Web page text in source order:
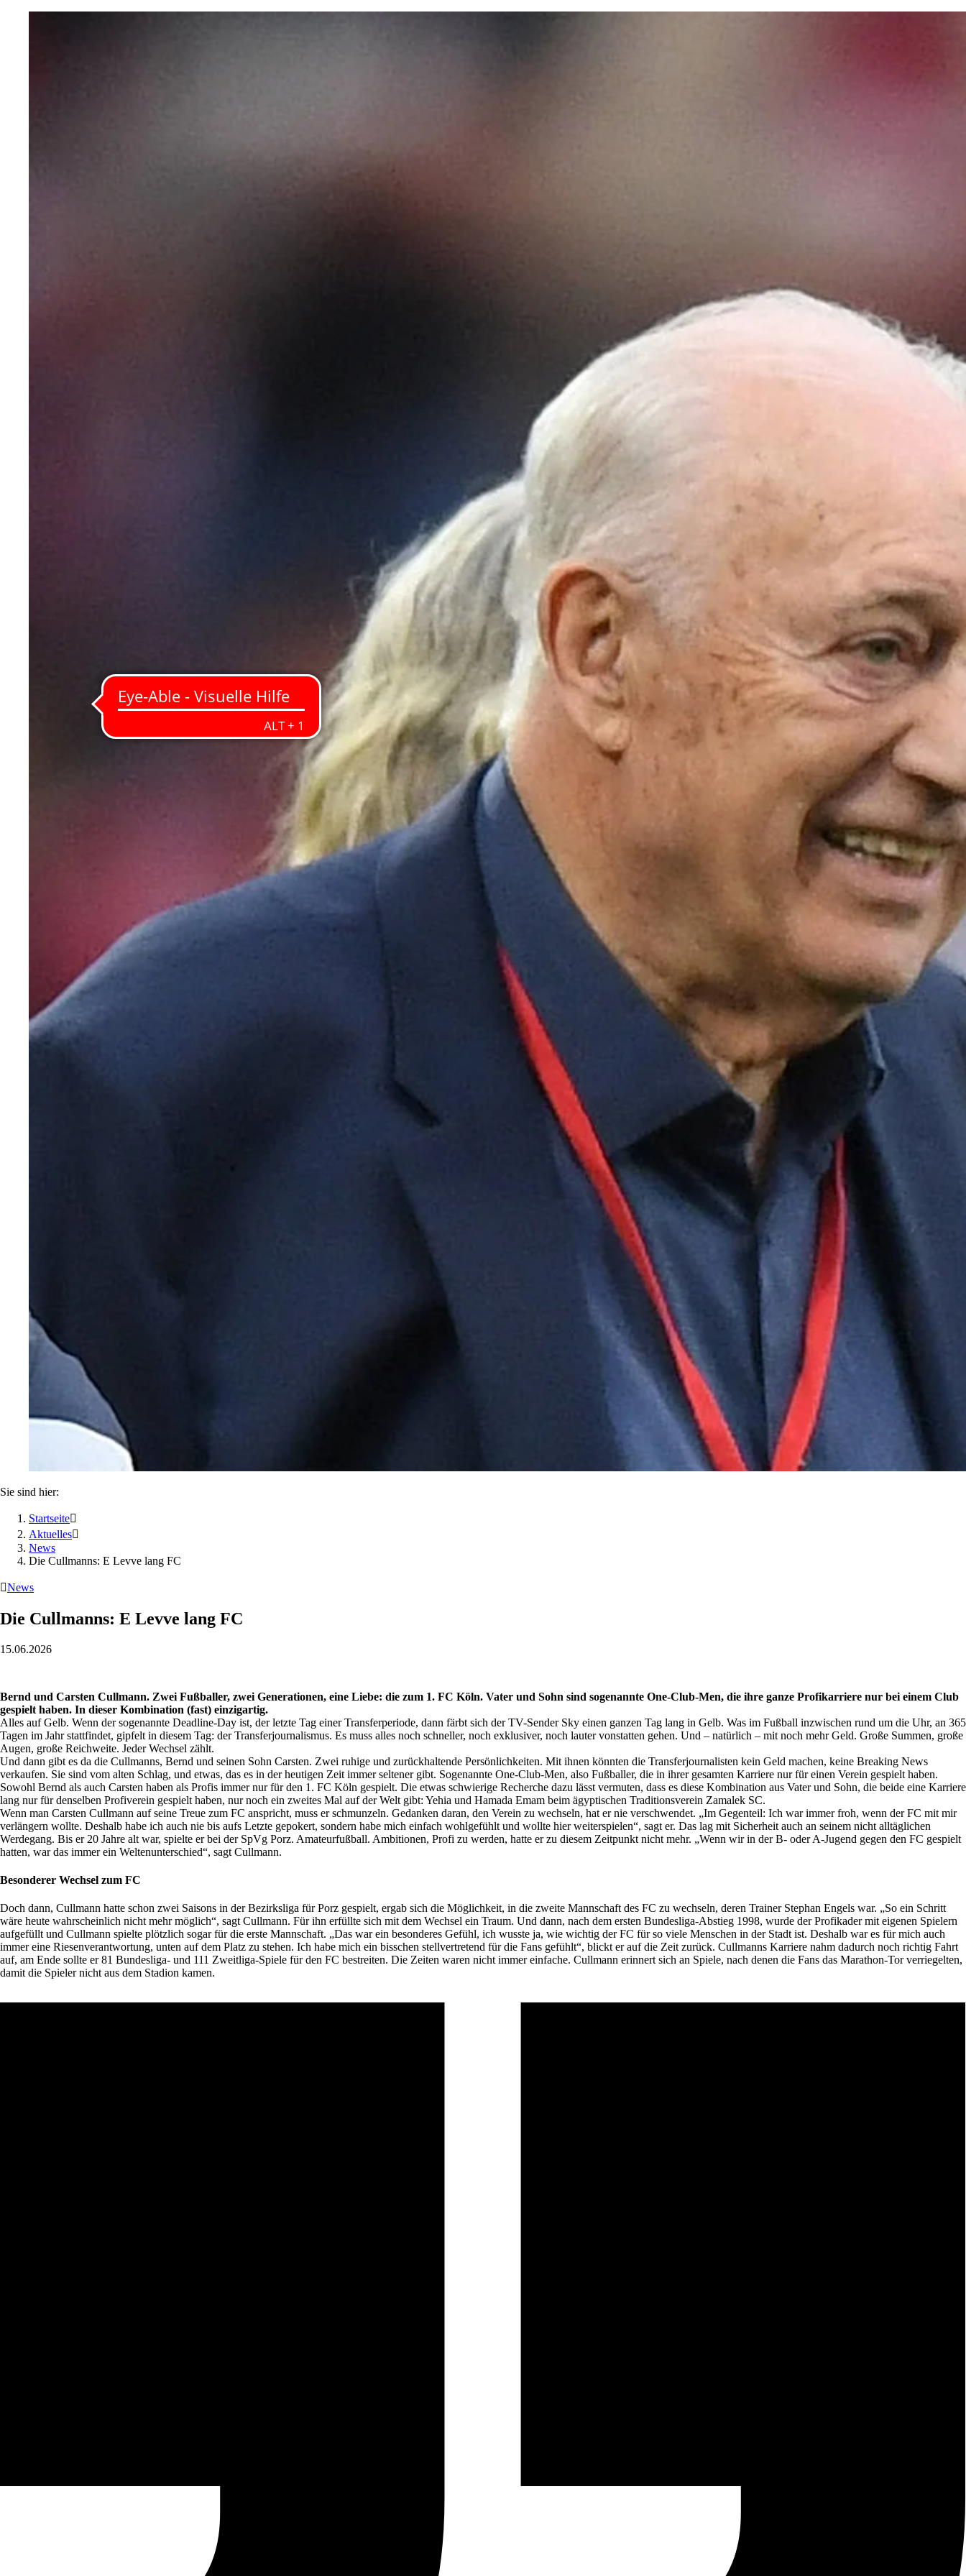
Sie sind hier:
Startseite
Aktuelles
News
Die Cullmanns: E Levve lang FC
News
Die Cullmanns: E Levve lang FC
15.06.2026
Bernd und Carsten Cullmann. Zwei Fußballer, zwei Generationen, eine Liebe: die zum 1. FC Köln. Vater und Sohn sind sogenannte One-Club-Men, die ihre ganze Profikarriere nur bei einem Club
gespielt haben. In ­dieser Kombination (fast) einzigartig.
Alles auf Gelb. Wenn der sogenannte Deadline-Day ist, der letzte Tag einer Transferperiode, dann färbt sich der TV-Sender Sky einen ganzen Tag lang in Gelb. Was im Fußball inzwischen rund um die Uhr, an 365
Tagen im Jahr stattfindet, gipfelt in diesem Tag: der Transferjournalismus. Es muss alles noch schneller, noch exklusiver, noch lauter vonstatten gehen. Und – natürlich – mit noch mehr Geld. Große Summen, große
Augen, große Reichweite. Jeder Wechsel zählt.
Und dann gibt es da die Cullmanns, Bernd und seinen Sohn Carsten. Zwei ruhige und zurückhaltende Persönlichkeiten. Mit ihnen könnten die Transfer­journalisten kein Geld machen, keine Breaking News
verkaufen. Sie sind vom alten Schlag, und etwas, das es in der heutigen Zeit immer seltener gibt. Sogenannte One-Club-Men, also Fußballer, die in ihrer gesamten Karriere nur für einen Verein gespielt haben.
Sowohl Bernd als auch Carsten haben als Profis immer nur für den 1. FC Köln gespielt. Die etwas schwierige Recherche dazu lässt vermuten, dass es diese Kombination aus Vater und Sohn, die beide eine Karriere
lang nur für denselben Profiverein gespielt haben, nur noch ein zweites Mal auf der Welt gibt: Yehia und Hamada Emam beim ägyptischen Traditions­verein Zamalek SC.
Wenn man Carsten Cullmann auf seine Treue zum FC anspricht, muss er schmunzeln. Gedanken daran, den Verein zu wechseln, hat er nie verschwendet. „Im Gegenteil: Ich war immer froh, wenn der FC mit mir
verlängern wollte. Deshalb habe ich auch nie bis aufs Letzte gepokert, sondern habe mich einfach wohlgefühlt und wollte hier weiterspielen“, sagt er. Das lag mit Sicherheit auch an seinem nicht alltäglichen
Werdegang. Bis er 20 Jahre alt war, spielte er bei der SpVg Porz. Amateurfußball. Ambitionen, Profi zu werden, hatte er zu diesem Zeitpunkt nicht mehr. „Wenn wir in der B- oder A-Jugend gegen den FC gespielt
hatten, war das immer ein Weltenunterschied“, sagt Cullmann.
Besonderer Wechsel zum FC
Doch dann, Cullmann hatte schon zwei Saisons in der Bezirksliga für Porz gespielt, ergab sich die Möglichkeit, in die zweite Mannschaft des FC zu wechseln, deren Trainer Stephan Engels war. „So ein Schritt
wäre heute wahrscheinlich nicht mehr möglich“, sagt Cullmann. Für ihn erfüllte sich mit dem Wechsel ein Traum. Und dann, nach dem ersten Bundesliga-Abstieg 1998, wurde der Profikader mit eigenen Spielern
aufgefüllt und Cullmann spielte plötzlich sogar für die erste Mannschaft. „Das war ein besonderes Gefühl, ich wusste ja, wie wichtig der FC für so viele Menschen in der Stadt ist. Deshalb war es für mich auch
immer eine Riesenverantwortung, unten auf dem Platz zu stehen. Ich habe mich ein bisschen stell­vertretend für die Fans gefühlt“, blickt er auf die Zeit zurück. Cullmanns Karriere nahm dadurch noch richtig Fahrt
auf, am Ende sollte er 81 Bundesliga- und 111 Zweitliga-Spiele für den FC bestreiten. Die Zeiten waren nicht immer einfache. Cullmann erinnert sich an Spiele, nach denen die Fans das Marathon-Tor verriegelten,
damit die Spieler nicht aus dem Stadion kamen.